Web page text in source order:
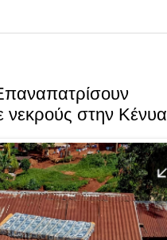
νεκρούς στην Κένυα